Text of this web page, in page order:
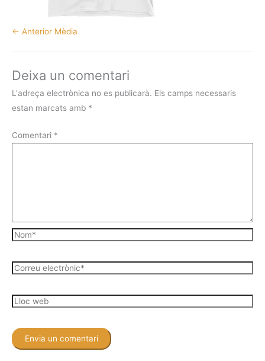
← Anterior Mèdia
Deixa un comentari
L'adreça electrònica no es publicarà. Els camps necessaris
estan marcats amb *
Comentari *
Nom*
Correu
Lloc